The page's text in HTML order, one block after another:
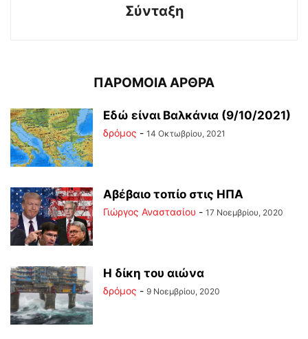
Σύνταξη
ΠΑΡΟΜΟΙΑ ΑΡΘΡΑ
Εδώ είναι Βαλκάνια (9/10/2021)
δρόμος - 14 Οκτωβρίου, 2021
Αβέβαιο τοπίο στις ΗΠΑ
Γιώργος Αναστασίου - 17 Νοεμβρίου, 2020
Η δίκη του αιώνα
δρόμος - 9 Νοεμβρίου, 2020